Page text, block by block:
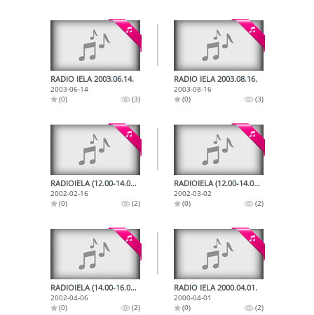
RADIO IELA 2003.06.14.
2003-06-14
(0)
(3)
RADIO IELA 2003.08.16.
2003-08-16
(0)
(3)
RADIOIELA (12.00-14.00) 2002.02.16.
2002-02-16
(0)
(2)
RADIOIELA (12.00-14.00) 2002.03.02.
2002-03-02
(0)
(2)
RADIOIELA (14.00-16.00) 2002.04.06.
2002-04-06
(0)
(2)
RADIO IELA 2000.04.01.
2000-04-01
(0)
(2)